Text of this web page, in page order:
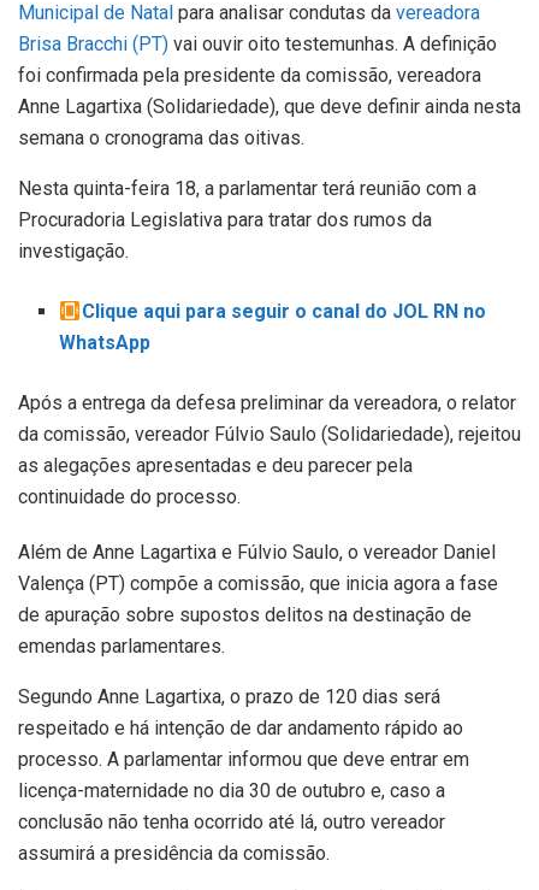
Municipal de Natal para analisar condutas da vereadora
Brisa Bracchi (PT) vai ouvir oito testemunhas. A definição
foi confirmada pela presidente da comissão, vereadora
Anne Lagartixa (Solidariedade), que deve definir ainda nesta
semana o cronograma das oitivas.
Nesta quinta-feira 18, a parlamentar terá reunião com a
Procuradoria Legislativa para tratar dos rumos da
investigação.
Clique aqui para seguir o canal do JOL RN no
WhatsApp
Após a entrega da defesa preliminar da vereadora, o relator
da comissão, vereador Fúlvio Saulo (Solidariedade), rejeitou
as alegações apresentadas e deu parecer pela
continuidade do processo.
Além de Anne Lagartixa e Fúlvio Saulo, o vereador Daniel
Valença (PT) compõe a comissão, que inicia agora a fase
de apuração sobre supostos delitos na destinação de
emendas parlamentares.
Segundo Anne Lagartixa, o prazo de 120 dias será
respeitado e há intenção de dar andamento rápido ao
processo. A parlamentar informou que deve entrar em
licença-maternidade no dia 30 de outubro e, caso a
conclusão não tenha ocorrido até lá, outro vereador
assumirá a presidência da comissão.